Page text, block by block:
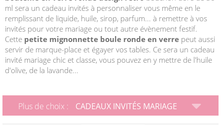
ml sera un cadeau invités à personnaliser vous même en le
remplissant de liquide, huile, sirop, parfum... à remettre à vos
invités pour votre mariage ou tout autre évènement festif.
Cette petite mignonnette boule ronde en verre peut aussi
servir de marque-place et égayer vos tables. Ce sera un cadeau
invité mariage chic et classe, vous pouvez en y mettre de l'huile
d'olive, de la lavande...
Plus de choix : CADEAUX INVITÉS MARIAGE